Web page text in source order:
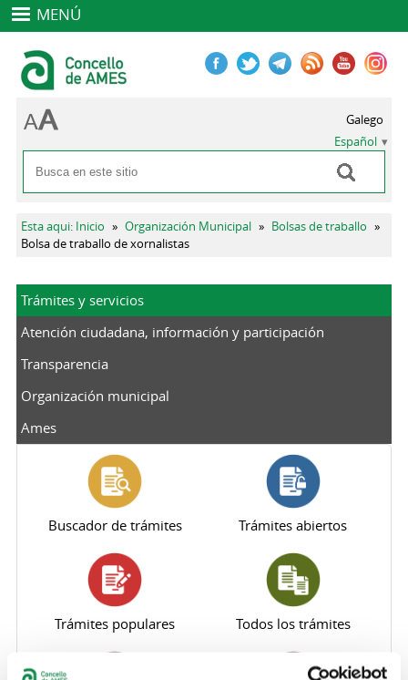
MENÚ
Formulario de búsqueda
Buscar
Galego
Español
Se encuentra usted aquí
Esta aqui: Inicio » Organización Municipal » Bolsas de traballo »
Bolsa de traballo de xornalistas
Trámites y servicios
Atención ciudadana, información y participación
Transparencia
Organización municipal
Ames
Buscador de trámites Trámites abiertos
Trámites populares Todos los trámites